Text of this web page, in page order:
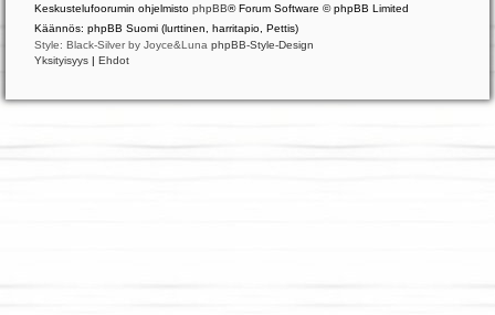
Keskustelufoorumin ohjelmisto phpBB® Forum Software © phpBB Limited
Käännös: phpBB Suomi (lurttinen, harritapio, Pettis)
Style: Black-Silver by Joyce&Luna phpBB-Style-Design
Yksityisyys | Ehdot